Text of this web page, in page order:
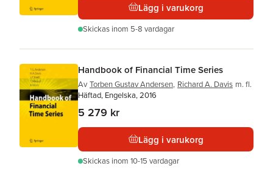
Lägg i varukorg
Skickas inom 5-8 vardagar
Handbook of Financial Time Series
Av Torben Gustav Andersen, Richard A. Davis m. fl.
Häftad, Engelska, 2016
5 279 kr
Lägg i varukorg
Skickas inom 10-15 vardagar